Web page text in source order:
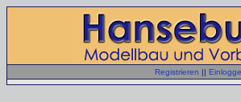
Registrieren ||